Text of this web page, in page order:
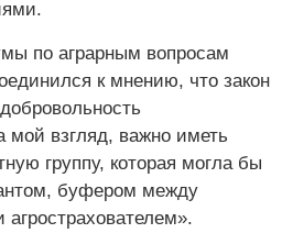
по аграрным вопросам
к мнению, что закон
мой взгляд, важно иметь
группу, которая могла бы
буфером между